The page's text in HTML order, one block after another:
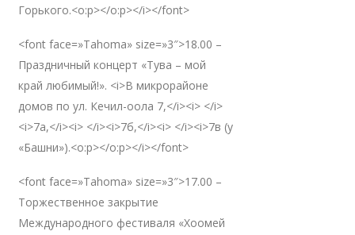
Горького.<o:p></o:p></i></font>
<font face=»Tahoma» size=»3″>18.00 –
Праздничный концерт «Тува – мой
край любимый!». <i>В микрорайоне
домов по ул. Кечил-оола 7,</i><i> </i>
<i>7а,</i><i> </i><i>7б,</i><i> </i><i>7в (у
«Башни»).<o:p></o:p></i></font>
<font face=»Tahoma» size=»3″>17.00 –
Торжественное закрытие
Международного фестиваля «Хоомей